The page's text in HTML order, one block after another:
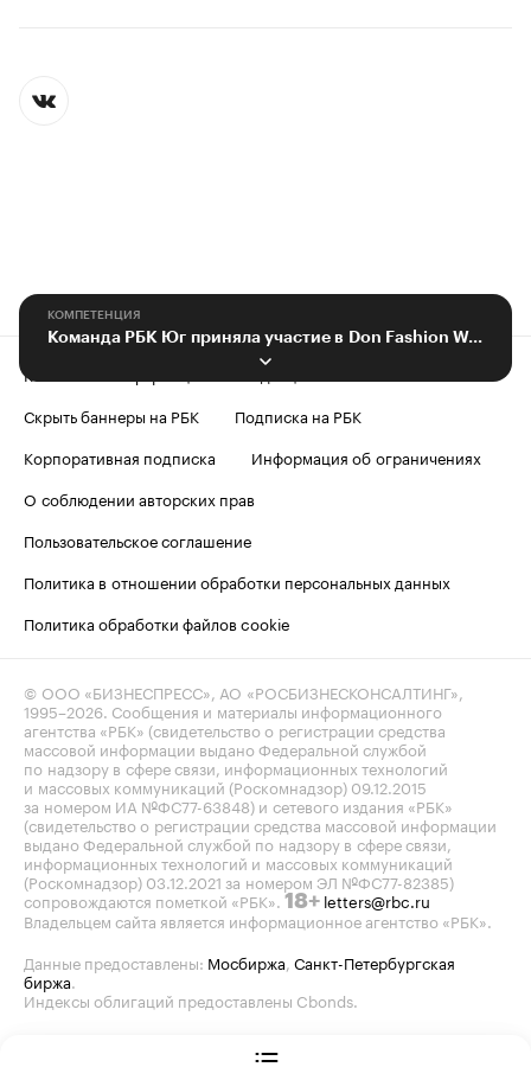
КОМПЕТЕНЦИЯ
​​​​​​​Команда РБК Юг приняла участие в Don Fashion Week-2023
Контактная информация
Скрыть баннеры на РБК
Подписка на РБК
Корпоративная подписка
Информация об ограничениях
О соблюдении авторских прав
Пользовательское соглашение
Политика в отношении обработки персональных данных
Политика обработки файлов cookie
© ООО «БИЗНЕСПРЕСС», АО «РОСБИЗНЕСКОНСАЛТИНГ»,
1995–2026. Сообщения и материалы информационного
агентства «РБК» (свидетельство о регистрации средства
массовой информации выдано Федеральной службой
по надзору в сфере связи, информационных технологий
и массовых коммуникаций (Роскомнадзор) 09.12.2015
за номером ИА №ФС77-63848) и сетевого издания «РБК»
(свидетельство о регистрации средства массовой информации
выдано Федеральной службой по надзору в сфере связи,
информационных технологий и массовых коммуникаций
(Роскомнадзор) 03.12.2021 за номером ЭЛ №ФС77-82385)
сопровождаются пометкой «РБК». 18+ letters@rbc.ru
Владельцем сайта является информационное агентство «РБК».
Данные предоставлены: Мосбиржа, Санкт-Петербургская
биржа.
Индексы облигаций предоставлены Cbonds.